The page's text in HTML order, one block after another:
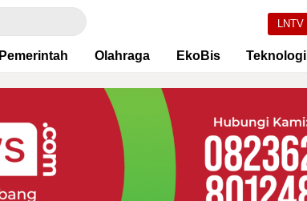
LNTV
Pemerintah Olahraga EkoBis Teknologi